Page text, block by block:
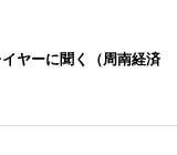
ヤーに聞く（周南経済